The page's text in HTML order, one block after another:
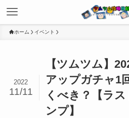
ホーム イベント
【ツムツム】
アップガチャ1
くべき？【ラ
ンプ】
2022
11/11